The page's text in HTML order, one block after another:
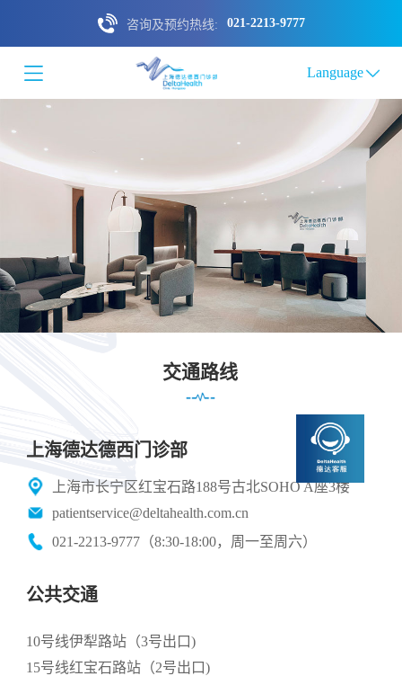
咨询及预约热线: 021-2213-9777
Language
交通路线
上海德达德西门诊部
上海市长宁区红宝石路188号古北SOHO A座3楼
patientservice@deltahealth.com.cn
021-2213-9777 （8:30-18:00，周一至周六）
公共交通
10号线伊犁路站（3号出口)
15号线红宝石路站（2号出口)